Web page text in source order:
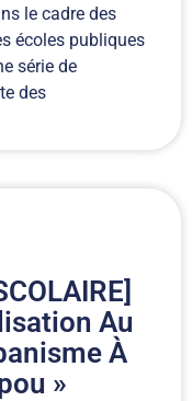
le cadre des
écoles publiques
série de
des
Au
À
»